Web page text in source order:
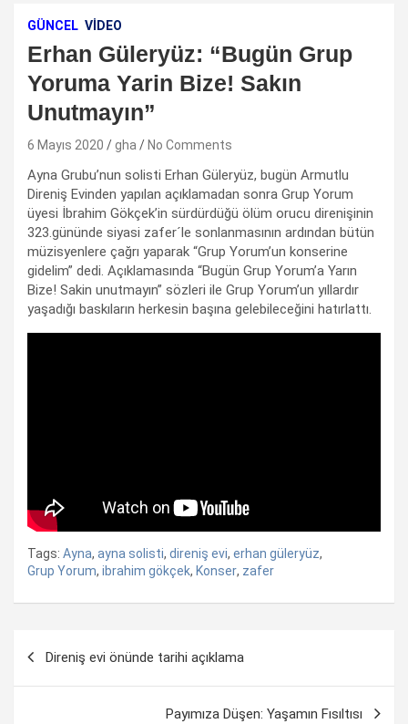
GÜNCEL VIDEO
Erhan Güleryüz: “Bugün Grup
Yoruma Yarin Bize! Sakın
Unutmayın”
6 Mayıs 2020 gha No Comments
Ayna Grubu’nun solisti Erhan Güleryüz, bugün Armutlu
Direniş Evinden yapılan açıklamadan sonra Grup Yorum
üyesi İbrahim Gökçek’in sürdürdüğü ölüm orucu direnişinin
323.gününde siyasi zafer´le sonlanmasının ardından bütün
müzisyenlere çağrı yaparak “Grup Yorum’un konserine
gidelim” dedi. Açıklamasında “Bugün Grup Yorum’a Yarın
Bize! Sakin unutmayın” sözleri ile Grup Yorum’un yıllardır
yaşadığı baskıların herkesin başına gelebileceğini hatırlattı.
Tags: Ayna, ayna solisti, direniş evi, erhan güleryüz,
Grup Yorum, ibrahim gökçek, Konser, zafer
dolaşımı
Direniş evi önünde tarihi açıklama
Payımıza Düşen: Yaşamın Fısıltısı